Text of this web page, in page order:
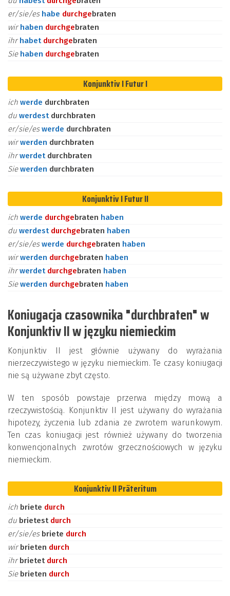
er/sie/es habe durchgebraten
wirhaben durchgebraten
ihrhabet durchgebraten
Sie haben durchgebraten
Konjunktiv I Futur I
ich werde durchbraten
du werdest durchbraten
er/sie/eswerde durchbraten
wirwerden durchbraten
ihrwerdet durchbraten
Siewerden durchbraten
Konjunktiv I Futur II
ich werde durchgebraten haben
du werdest durchgebraten haben
er/sie/eswerde durchgebraten haben
wirwerden durchgebraten haben
ihrwerdet durchgebraten haben
Siewerden durchgebraten haben
Koniugacja czasownika "durchbraten" w
Konjunktiv II w języku niemieckim
Konjunktiv II jest głównie używany do wyrażania
nierzeczywistego w języku niemieckim. Te czasy koniugacji
nie są używane zbyt często.
W ten sposób powstaje przerwa między mową a
rzeczywistością. Konjunktiv II jest używany do wyrażania
hipotezy, życzenia lub zdania ze zwrotem warunkowym.
Ten czas koniugacji jest również używany do tworzenia
konwencjonalnych zwrotów grzecznościowych w języku
niemieckim.
Konjunktiv II Präteritum
ich briete durch
du brietest durch
er/sie/es briete durch
wirbrieten durch
ihrbrietet durch
Sie brieten durch